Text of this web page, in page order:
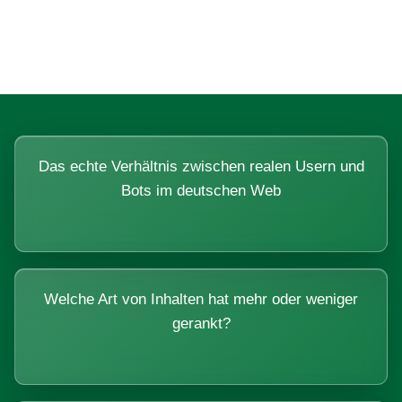
Das echte Verhältnis zwischen realen Usern und
Bots im deutschen Web
Welche Art von Inhalten hat mehr oder weniger
gerankt?